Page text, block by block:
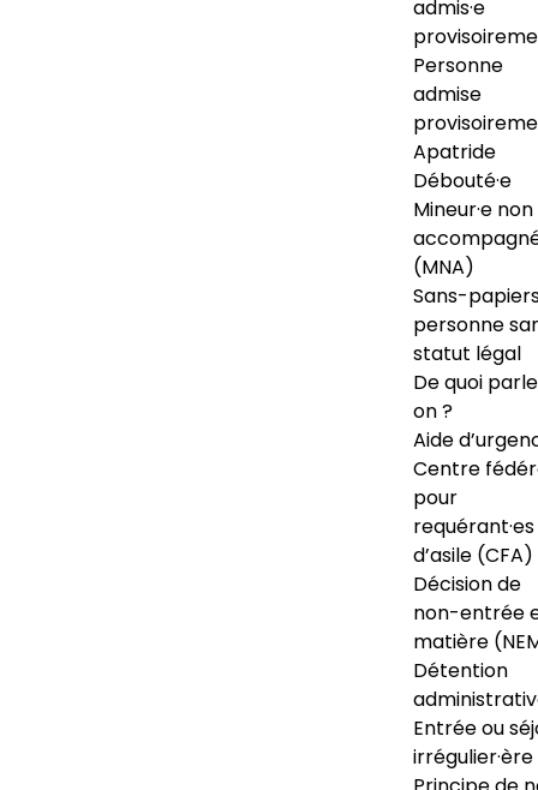
admis·e
Personne
admise
Apatride
Débouté·e
Mineur·e non
(MNA)
Sans-
personne
statut légal
De quoi
on ?
Aide
Centre
pour
requérant·es
d’asile (CFA)
Décision de
non-entrée
matière
Détention
Entrée ou
irrégulier·ère